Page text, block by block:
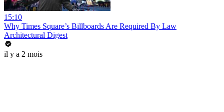
15:10
Why Times Square’s Billboards Are Required By Law
Architectural Digest
il y a 2 mois